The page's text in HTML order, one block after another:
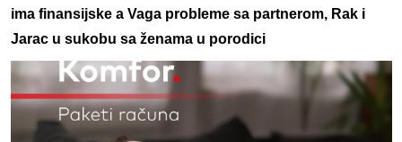
ima finansijske a Vaga probleme sa partnerom, Rak i
Jarac u sukobu sa ženama u porodici